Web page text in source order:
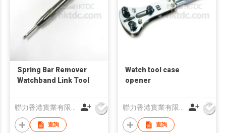
Spring Bar Remover
Watchband Link Tool
查詢
Watch tool case
opener
查詢